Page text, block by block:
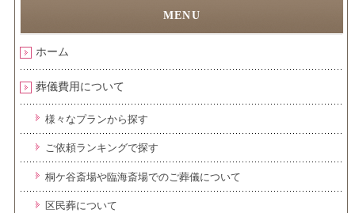
ホーム
葬儀費用について
様々なプランから探す
ご依頼ランキングで探す
桐ケ谷斎場や臨海斎場でのご葬儀について
区民葬について